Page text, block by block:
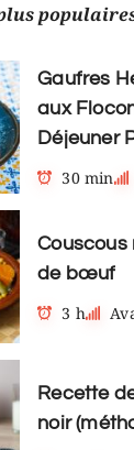
Gaufres
aux
Déjeuner
30 min
de bœuf
3 h
Recette
noir